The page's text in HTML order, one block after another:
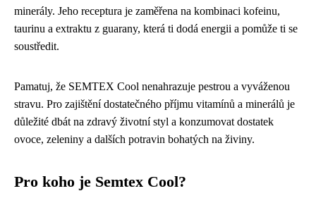
minerály. Jeho receptura je zaměřena na kombinaci kofeinu,
taurinu a extraktu z guarany, která ti dodá energii a pomůže ti se
soustředit.
Pamatuj, že SEMTEX Cool nenahrazuje pestrou a vyváženou
stravu. Pro zajištění dostatečného příjmu vitamínů a minerálů je
důležité dbát na zdravý životní styl a konzumovat dostatek
ovoce, zeleniny a dalších potravin bohatých na živiny.
Pro koho je Semtex Cool?